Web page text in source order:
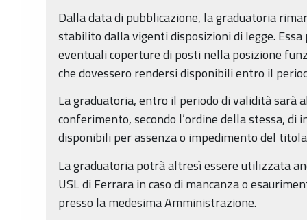
Dalla data di pubblicazione, la graduatoria
stabilito dalla vigenti disposizioni di legge.
eventuali coperture di posti nella posizione
che dovessero rendersi disponibili entro il
La graduatoria, entro il periodo di validità sarà
conferimento, secondo l’ordine della stessa, di
disponibili per assenza o impedimento del
La graduatoria potrà altresì essere utilizzata
USL di Ferrara in caso di mancanza o
presso la medesima Amministrazione.